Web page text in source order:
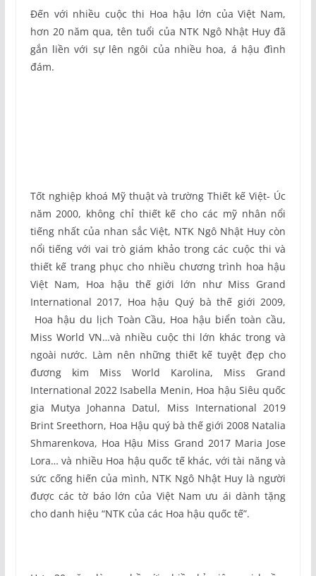
Đến với nhiều cuộc thi Hoa hậu lớn của Việt Nam,
hơn 20 năm qua, tên tuổi của NTK Ngô Nhật Huy đã
gắn liền với sự lên ngôi của nhiều hoa, á hậu đình
đám.
Tốt nghiệp khoá Mỹ thuật và trường Thiết kế Việt- Úc
năm 2000, không chỉ thiết kế cho các mỹ nhân nổi
tiếng nhất của nhan sắc Việt, NTK Ngô Nhật Huy còn
nổi tiếng với vai trò giám khảo trong các cuộc thi và
thiết kế trang phục cho nhiều chương trình hoa hậu
Việt Nam, Hoa hậu thế giới lớn như Miss Grand
International 2017, Hoa hậu Quý bà thế giới 2009,
Hoa hậu du lịch Toàn Cầu, Hoa hậu biển toàn cầu,
Miss World VN…và nhiều cuộc thi lớn khác trong và
ngoài nước. Làm nên những thiết kế tuyệt đẹp cho
đương kim Miss World Karolina, Miss Grand
International 2022 Isabella Menin, Hoa hậu Siêu quốc
gia Mutya Johanna Datul, Miss International 2019
Brint Sreethorn, Hoa Hậu quý bà thế giới 2008 Natalia
Shmarenkova, Hoa Hậu Miss Grand 2017 Maria Jose
Lora… và nhiều Hoa hậu quốc tế khác, với tài năng và
sức cống hiến của mình, NTK Ngô Nhật Huy là người
được các tờ báo lớn của Việt Nam ưu ái dành tặng
cho danh hiệu “NTK của các Hoa hậu quốc tế”.